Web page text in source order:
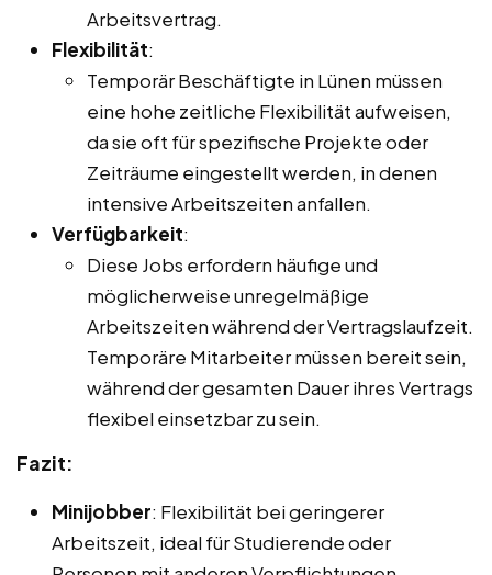
Arbeitsvertrag.
Flexibilität:
Temporär Beschäftigte in Lünen müssen
eine hohe zeitliche Flexibilität aufweisen,
da sie oft für spezifische Projekte oder
Zeiträume eingestellt werden, in denen
intensive Arbeitszeiten anfallen.
Verfügbarkeit:
Diese Jobs erfordern häufige und
möglicherweise unregelmäßige
Arbeitszeiten während der Vertragslaufzeit.
Temporäre Mitarbeiter müssen bereit sein,
während der gesamten Dauer ihres Vertrags
flexibel einsetzbar zu sein.
Fazit:
Minijobber: Flexibilität bei geringerer
Arbeitszeit, ideal für Studierende oder